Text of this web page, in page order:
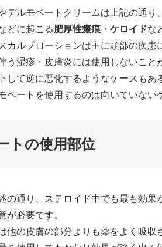
デルモベートクリームは上記の通り、
どに起こる肥厚性瘢痕 ・ ケロイドな
カルプローションは主に頭部の疾患
う湿疹・皮膚炎には使用しないこ
して逆に悪化するようなケースもあ
ベートを使用するのは向いていない
トの使用部位
の通り、ステロイド中でも最も効
が必要です。
他の皮膚の部分よりも薬をよく吸